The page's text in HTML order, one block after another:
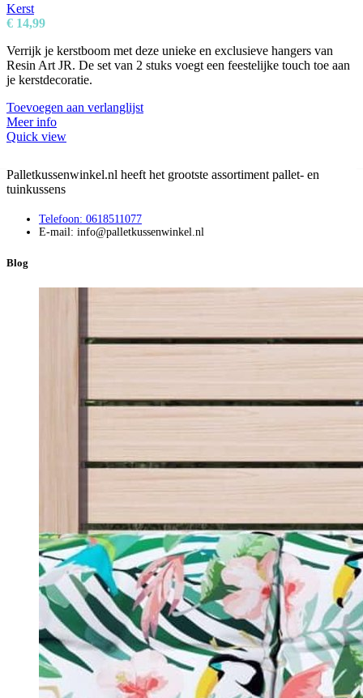
Kerst
€ 14,99
Verrijk je kerstboom met deze unieke en exclusieve hangers van
Resin Art JR. De set van 2 stuks voegt een feestelijke touch toe aan
je kerstdecoratie.
Toevoegen aan verlanglijst
Meer info
Quick view
Palletkussenwinkel.nl heeft het grootste assortiment pallet- en
tuinkussens
Telefoon: 0618511077
E-mail: info@palletkussenwinkel.nl
Blog